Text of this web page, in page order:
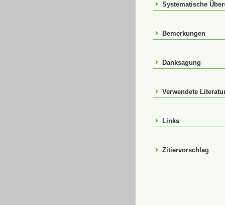
Systematische
Bemerkungen
Danksagung
Verwendete
Links
Zitiervorschlag